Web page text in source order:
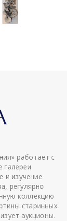
работает с
галереи
и изучение
регулярно
коллекцию
старинных
аукционы.